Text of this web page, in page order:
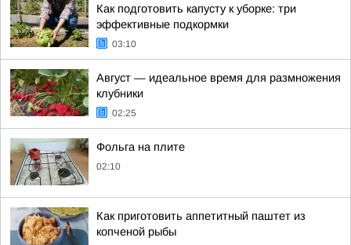
Как подготовить капусту к уборке: три
эффективные подкормки
03:10
Август — идеальное время для размножения
клубники
02:25
Фольга на плите
02:10
Как приготовить аппетитный паштет из
копченой рыбы